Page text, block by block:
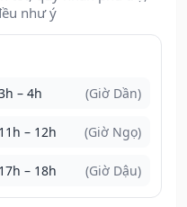
như ý
– 4h (Giờ Dần)
11h – 12h (Giờ Ngọ)
17h – 18h (Giờ Dậu)